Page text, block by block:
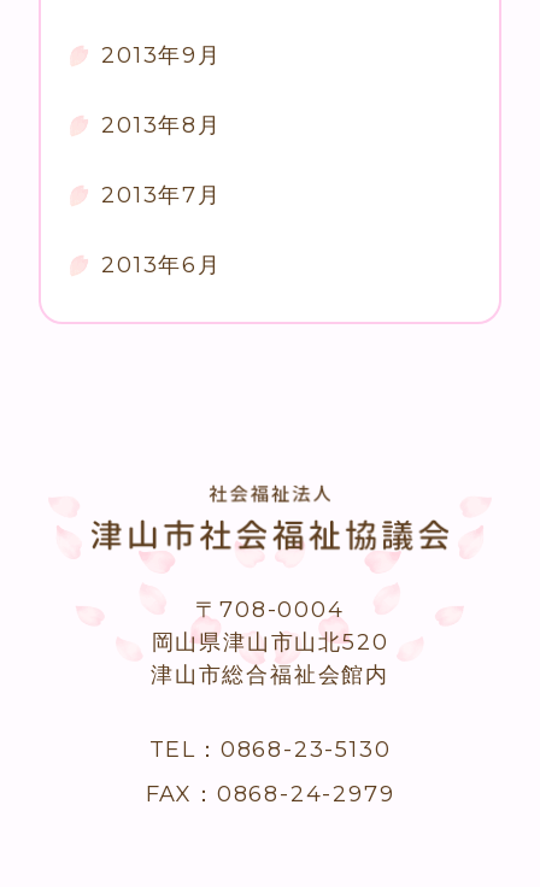
2013年9月
2013年8月
2013年7月
2013年6月
〒708-0004
岡山県津山市山北520
津山市総合福祉会館内
TEL：0868-23-5130
FAX：0868-24-2979